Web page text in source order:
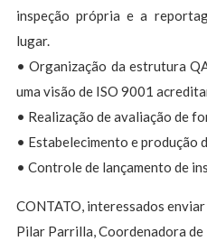
inspeção própria e a
lugar.
• Organização da estrutura
uma visão de ISO 9001
• Realização de avaliação de
• Estabelecimento e produção
• Controle de lançamento de
CONTATO, interessados
Pilar Parrilla, Coordenadora de